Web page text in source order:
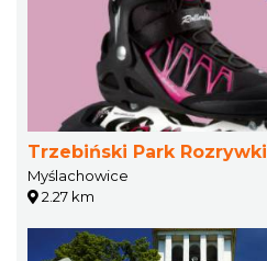
Trzebiński Park Rozrywki
Myślachowice
2.27 km